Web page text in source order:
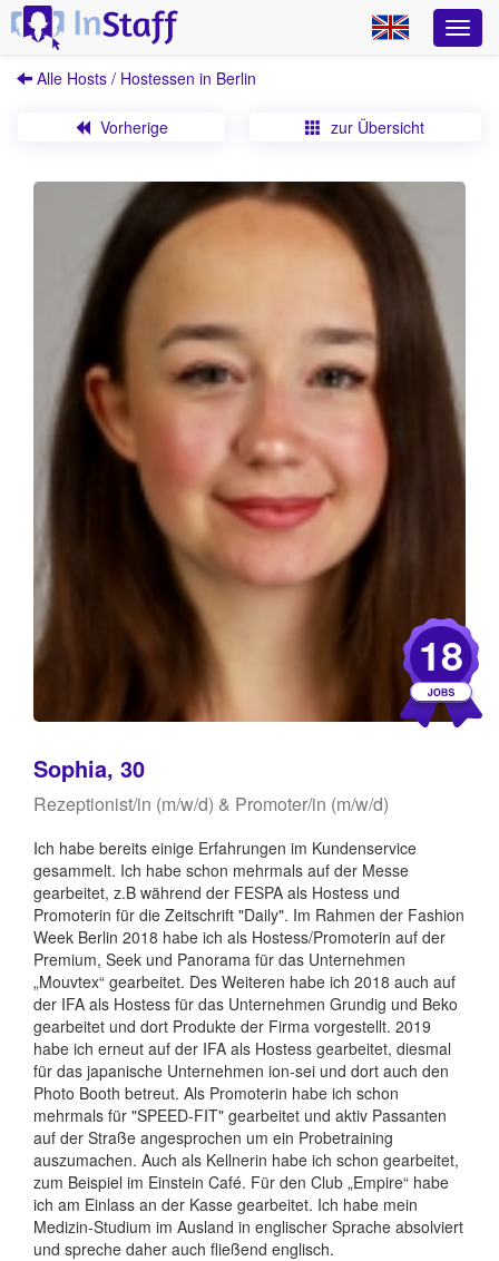
Alle Hosts / Hostessen in Berlin
Vorherige zur Übersicht
18
Sophia, 30
Rezeptionist/in (m/w/d) & Promoter/in (m/w/d)
Ich habe bereits einige Erfahrungen im Kundenservice
gesammelt. Ich habe schon mehrmals auf der Messe
gearbeitet, z.B während der FESPA als Hostess und
Promoterin für die Zeitschrift "Daily". Im Rahmen der Fashion
Week Berlin 2018 habe ich als Hostess/Promoterin auf der
Premium, Seek und Panorama für das Unternehmen
„Mouvtex“ gearbeitet. Des Weiteren habe ich 2018 auch auf
der IFA als Hostess für das Unternehmen Grundig und Beko
gearbeitet und dort Produkte der Firma vorgestellt. 2019
habe ich erneut auf der IFA als Hostess gearbeitet, diesmal
für das japanische Unternehmen ion-sei und dort auch den
Photo Booth betreut. Als Promoterin habe ich schon
mehrmals für "SPEED-FIT" gearbeitet und aktiv Passanten
auf der Straße angesprochen um ein Probetraining
auszumachen. Auch als Kellnerin habe ich schon gearbeitet,
zum Beispiel im Einstein Café. Für den Club „Empire“ habe
ich am Einlass an der Kasse gearbeitet. Ich habe mein
Medizin-Studium im Ausland in englischer Sprache absolviert
und spreche daher auch fließend englisch.